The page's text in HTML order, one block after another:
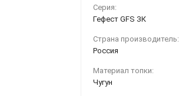
Серия:
Гефест GFS ЗК
Страна производитель:
Россия
Материал топки:
Чугун